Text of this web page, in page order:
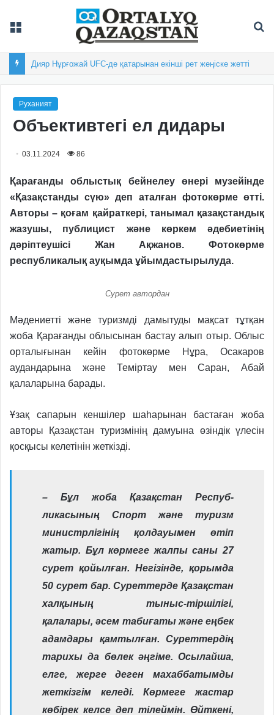
Дияр Нұрғожай UFC-де қатарынан екінші рет жеңіске жетті
Руханият
Объективтегі ел дидары
03.11.2024 86
Қарағанды облыстық бейнелеу өнері музейінде
«Қазақстанды сүю» деп аталған фотокөрме өтті.
Авторы – қоғам қайраткері, танымал қазақстандық
жазушы, публицист және көркем әдебиетінің
дәріптеушісі Жан Ақжанов. Фотокөрме
республикалық ауқымда ұйымдастырылуда.
Сурет автордан
Мәдениетті және туризмді дамытуды мақсат тұтқан
жоба Қарағанды облысынан бастау алып отыр. Облыс
орталығынан кейін фотокөрме Нұра, Осакаров
аудандарына және Теміртау мен Саран, Абай
қалаларына барады.
Ұзақ сапарын кеншілер шаһарынан бастаған жоба
авторы Қазақстан туризмінің дамуына өзіндік үлесін
қосқысы келетінін жеткізді.
– Бұл жоба Қазақстан Респуб­
ликасының Спорт және туризм
министрлігінің қолдауымен өтіп
жатыр. Бұл көрмеге жалпы саны 27
сурет қойылған. Негізінде, қорымда
50 сурет бар. Суреттерде Қазақстан
халқының тыныс-тіршілігі,
қалалары, әсем табиғаты және еңбек
адамдары қамтылған. Суреттердің
тарихы да бөлек әңгіме. Осылайша,
елге, жерге деген махаббатымды
жеткізгім келеді. Көрмеге жастар
көбірек келсе деп тілеймін. Өйткені,